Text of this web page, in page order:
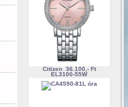
Citizen 36.100,- Ft
EL3100-55W